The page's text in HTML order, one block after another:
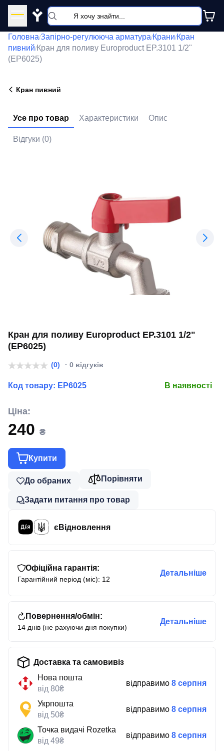
Y
Головна/Запірно-регулююча арматура/Крани/Кран
пивний/Кран для поливу Europroduct EP.3101 1/2"
(EP6025)
Кран пивний
Усе про товар Характеристики Опис
Відгуки (0)
Кран для поливу Europroduct EP.3101 1/2"
(EP6025)
(0) · 0 відгуків
Код товару: EP6025 В наявності
Ціна:
240 ₴
Купити
До обраних Порівняти
Задати питання про товар
єВідновлення
Офіційна гарантія:
Гарантійний період (міс): 12
Детальніше
Повернення/обмін:
14 днів (не рахуючи дня покупки)
Детальніше
Доставка та самовивіз
Нова пошта
від 80₴
відправимо 8 серпня
Укрпошта
від 50₴
відправимо 8 серпня
Точка видачі Rozetka
від 49₴
відправимо 8 серпня